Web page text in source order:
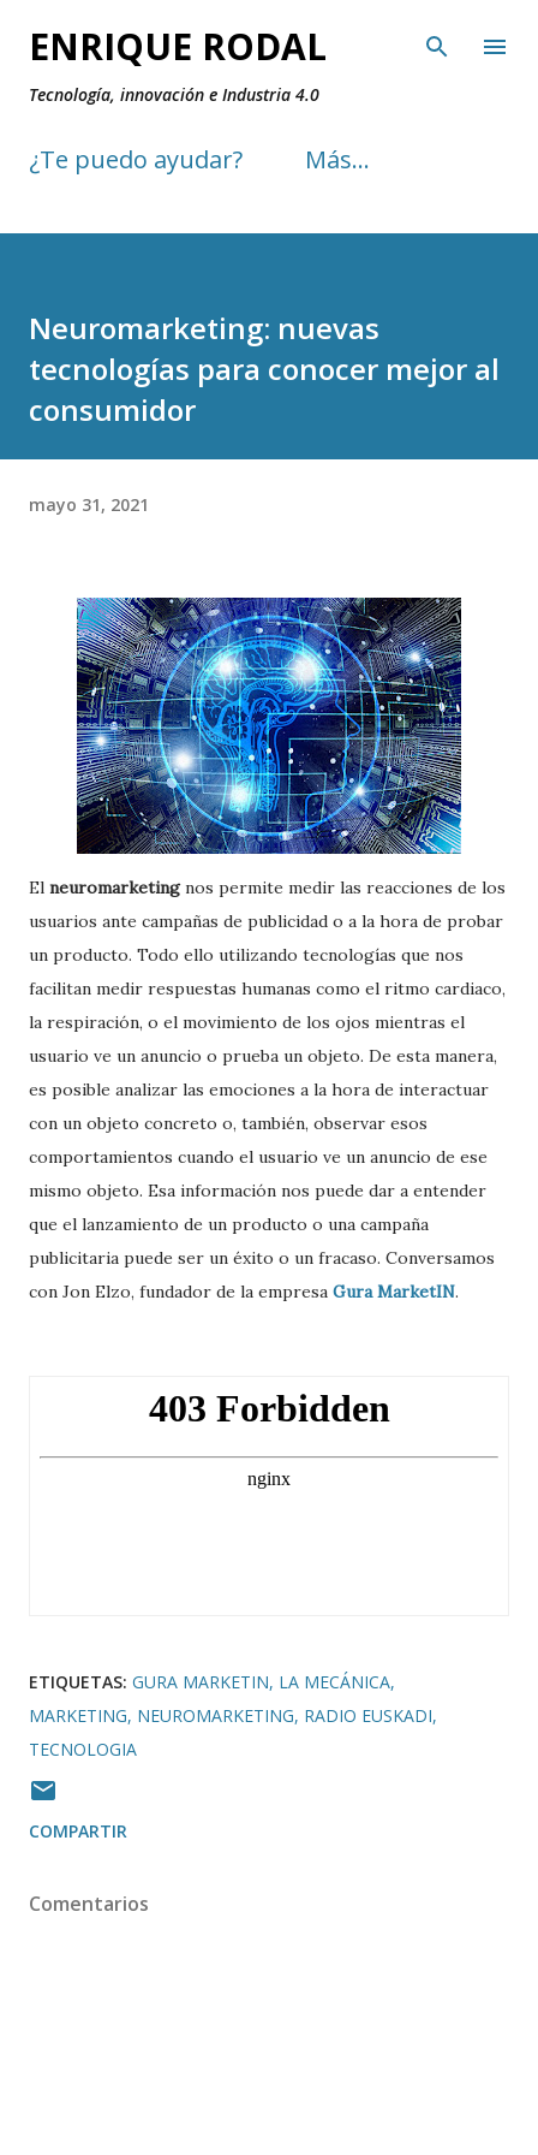
Ir al contenido principal
ENRIQUE RODAL
Tecnología, innovación e Industria 4.0
¿Te puedo ayudar? Más…
Neuromarketing: nuevas
tecnologías para conocer mejor al
consumidor
mayo 31, 2021
El neuromarketingnos permite medir las reacciones de los
usuarios ante campañas de publicidad o a la hora de probar
un producto. Todo ello utilizando tecnologías que nos
facilitan medir respuestas humanas como el ritmo cardiaco,
la respiración, o el movimiento de los ojos mientras el
usuario ve un anuncio o prueba un objeto. De esta manera,
es posible analizar las emociones a la hora de interactuar
con un objeto concreto o, también, observar esos
comportamientos cuando el usuario ve un anuncio de ese
mismo objeto. Esa información nos puede dar a entender
que el lanzamiento de un producto o una campaña
publicitaria puede ser un éxito o un fracaso. Conversamos
con Jon Elzo, fundador de la empresa Gura MarketIN.
ETIQUETAS: GURA MARKETIN LA MECÁNICA
MARKETING NEUROMARKETING RADIO EUSKADI
TECNOLOGIA
COMPARTIR
Comentarios